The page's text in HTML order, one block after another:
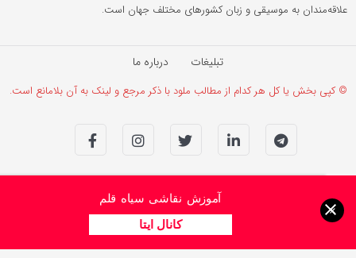
علاقه‌مندان به موسیقی و زبان کشورهای مختلف جهان است.
تبلیغات درباره ما
© کپی بخش یا کل هر کدام از مطالب ملود با ذکر مرجع و لینک به آن بلامانع است.
آموزش نقاشی سیاه قلم
کانال ایتا
×